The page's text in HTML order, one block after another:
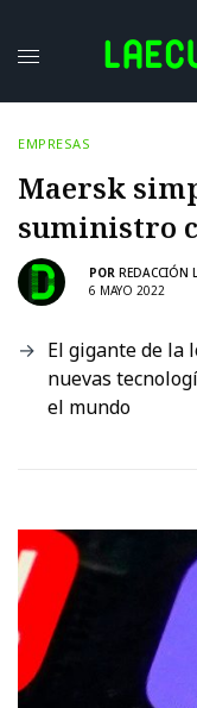
EMPRESAS
Maersk
suministro
POR REDACCIÓN
6 MAYO 2022
El gigante de la
nuevas
el mundo